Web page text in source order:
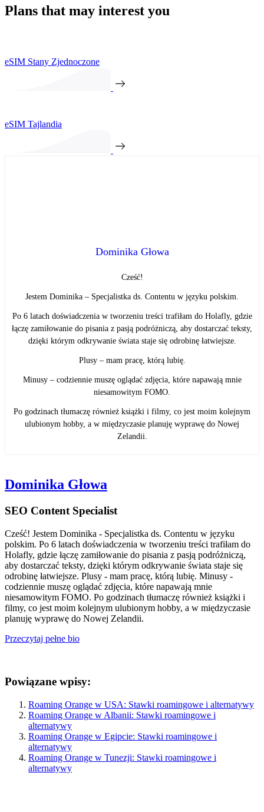
Plans that may interest you
eSIM Stany Zjednoczone
eSIM Tajlandia
Dominika Głowa
Cześć!
Jestem Dominika – Specjalistka ds. Contentu w języku polskim.
Po 6 latach doświadczenia w tworzeniu treści trafiłam do Holafly, gdzie
łączę zamiłowanie do pisania z pasją podróżniczą, aby dostarczać teksty,
dzięki którym odkrywanie świata staje się odrobinę łatwiejsze.
Plusy – mam pracę, którą lubię.
Minusy – codziennie muszę oglądać zdjęcia, które napawają mnie
niesamowitym FOMO.
Po godzinach tłumaczę również książki i filmy, co jest moim kolejnym
ulubionym hobby, a w międzyczasie planuję wyprawę do Nowej
Zelandii.
Dominika Głowa
SEO Content Specialist
Cześć! Jestem Dominika - Specjalistka ds. Contentu w języku
polskim. Po 6 latach doświadczenia w tworzeniu treści trafiłam do
Holafly, gdzie łączę zamiłowanie do pisania z pasją podróżniczą,
aby dostarczać teksty, dzięki którym odkrywanie świata staje się
odrobinę łatwiejsze. Plusy - mam pracę, którą lubię. Minusy -
codziennie muszę oglądać zdjęcia, które napawają mnie
niesamowitym FOMO. Po godzinach tłumaczę również książki i
filmy, co jest moim kolejnym ulubionym hobby, a w międzyczasie
planuję wyprawę do Nowej Zelandii.
Przeczytaj pełne bio
Powiązane wpisy:
Roaming Orange w USA: Stawki roamingowe i alternatywy
Roaming Orange w Albanii: Stawki roamingowe i
alternatywy
Roaming Orange w Egipcie: Stawki roamingowe i
alternatywy
Roaming Orange w Tunezji: Stawki roamingowe i
alternatywy